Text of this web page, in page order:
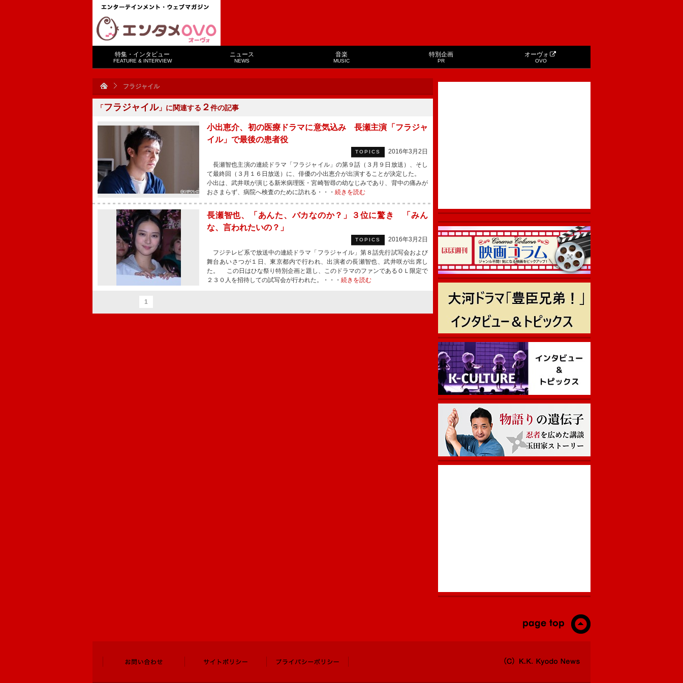
特集・インタビュー
FEATURE & INTERVIEW
ニュース
NEWS
音楽
MUSIC
特別企画
PR
オーヴォ
OVO
フラジャイル
「フラジャイル」に関連する ２件の記事
小出恵介、初の医療ドラマに意気込み 長瀬主演「フラジャ
イル」で最後の患者役
TOPICS
2016年3月2日
長瀬智也主演の連続ドラマ「フラジャイル」の第９話（３月９日放送）、そし
て最終回（３月１６日放送）に、俳優の小出恵介が出演することが決定した。
小出は、武井咲が演じる新米病理医・宮崎智尋の幼なじみであり、背中の痛みが
おさまらず、病院へ検査のために訪れる・・・ 続きを読む
長瀬智也、「あんた、バカなのか？」３位に驚き 「みん
な、言われたいの？」
TOPICS
2016年3月2日
フジテレビ系で放送中の連続ドラマ「フラジャイル」第８話先行試写会および
舞台あいさつが１日、東京都内で行われ、出演者の長瀬智也、武井咲が出席し
た。 この日はひな祭り特別企画と題し、このドラマのファンであるＯＬ限定で
２３０人を招待しての試写会が行われた。・・・ 続きを読む
1